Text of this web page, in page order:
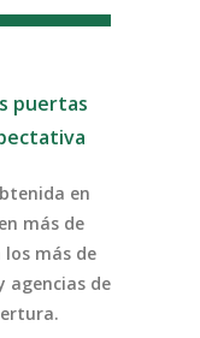
puertas
en
más de
los más de
agencias de